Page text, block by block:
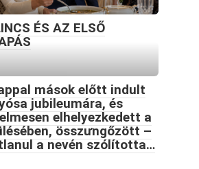
ÉS AZ ELSŐ
mások előtt indult
jubileumára, és
elhelyezkedett a
összưngőzött –
a nevén szólította…